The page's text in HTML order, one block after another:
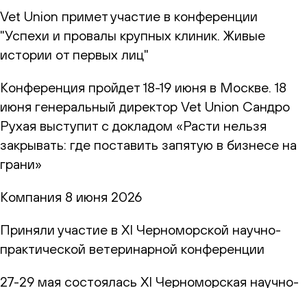
Vet Union примет участие в конференции
"Успехи и провалы крупных клиник. Живые
истории от первых лиц"
Конференция пройдет 18-19 июня в Москве. 18
июня генеральный директор Vet Union Сандро
Рухая выступит с докладом «Расти нельзя
закрывать: где поставить запятую в бизнесе на
грани»
Компания 8 июня 2026
Приняли участие в XI Черноморской научно-
практической ветеринарной конференции
27-29 мая состоялась XI Черноморская научно-